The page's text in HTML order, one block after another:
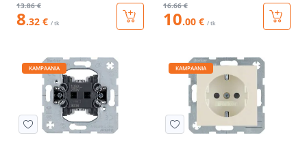
13.86 €
8.32 € / tk
16.66 €
10.00 € / tk
KAMPAANIA KAMPAANIA